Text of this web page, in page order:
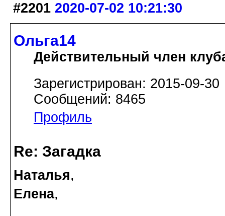
#2201 2020-07-02 10:21:30
Ольга14
Действительный член
Зарегистрирован: 2015-09-30
Сообщений: 8465
Профиль
Re: Загадка
Наталья,
Елена,